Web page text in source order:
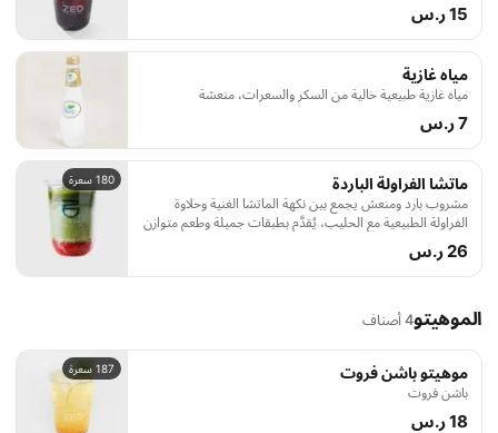
15 ر.س
مياه غازية
مياه غازية طبيعية خالية من السكر والسعرات، منعشة
7 ر.س
180 سعرة ماتشا الفراولة الباردة
مشروب بارد ومنعش يجمع بين نكهة الماتشا الغنية وحلاوة
الفراولة الطبيعية مع الحليب، يُقدَّم بطبقات جميلة وطعم متوازن
ولطيف.
26 ر.س
الموهيتو4 أصناف
187 سعرة موهيتو باشن فروت
باشن فروت
18 ر.س